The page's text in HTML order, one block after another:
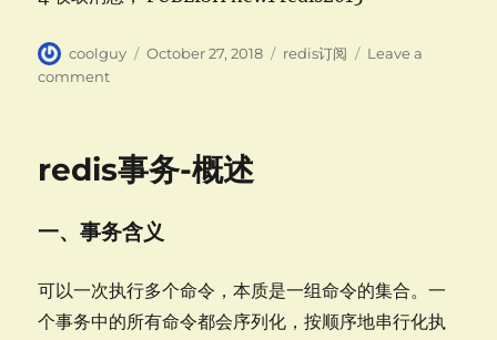
Author
coolguy
Posted
October 27, 2018 Categories
redis订阅
Leave a
commenton
redis事务-概述
一、事务含义
可以一次执行多个命令，本质是一组命令的集合。一
个事务中的所有命令都会序列化，按顺序地串行化执